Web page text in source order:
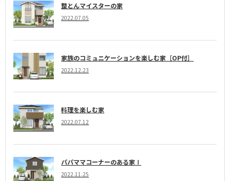
整とんマイスターの家
2022.07.05
家族のコミュニケーションを楽しむ家［OP付］
2022.12.23
料理を楽しむ家
2022.07.12
パパママコーナーのある家Ⅰ
2022.11.25